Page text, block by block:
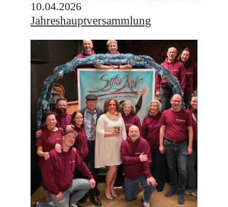
10.04.2026
Jahreshauptversammlung